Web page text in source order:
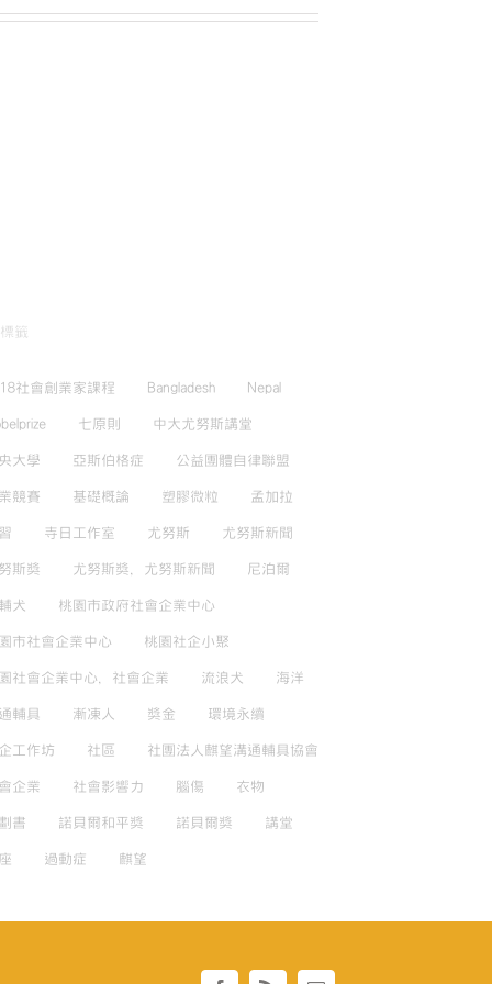
籤
社會創業家課程 Bangladesh Nepal
七原則 中大尤努斯講堂
大學 亞斯伯格症 公益團體自律聯盟
競賽 基礎概論 塑膠微粒 孟加拉
寺日工作室 尤努斯 尤努斯新聞
斯獎 尤努斯獎，尤努斯新聞 尼泊爾
犬 桃園市政府社會企業中心
市社會企業中心 桃園社企小聚
社會企業中心，社會企業 流浪犬 海洋
輔具 漸凍人 獎金 環境永續
工作坊 社區 社團法人麒望溝通輔具協會
企業 社會影響力 腦傷 衣物
書 諾貝爾和平獎 諾貝爾獎 講堂
過動症 麒望